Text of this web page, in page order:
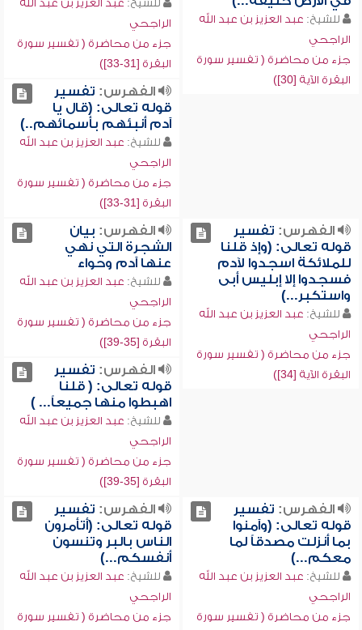
للشيخ: عبد العزيز بن عبد الله
الراجحي
جزء من محاضرة ( تفسير سورة
البقرة الآية [30])
للشيخ: عبد العزيز بن عبد الله
الراجحي
جزء من محاضرة ( تفسير سورة
البقرة [31-33])
الفهرس: تفسير
قوله تعالى: (قال يا
آدم أنبئهم بأسمائهم..)
للشيخ: عبد العزيز بن عبد الله
الراجحي
جزء من محاضرة ( تفسير سورة
البقرة [31-33])
الفهرس: تفسير
قوله تعالى: (وإذ قلنا
للملائكة اسجدوا لآدم
فسجدوا إلا إبليس أبى
واستكبر...)
للشيخ: عبد العزيز بن عبد الله
الراجحي
جزء من محاضرة ( تفسير سورة
البقرة الآية [34])
الفهرس: بيان
الشجرة التي نهي
عنها آدم وحواء
للشيخ: عبد العزيز بن عبد الله
الراجحي
جزء من محاضرة ( تفسير سورة
البقرة [35-39])
الفهرس: تفسير
قوله تعالى: ( قلنا
اهبطوا منها جميعاً... )
للشيخ: عبد العزيز بن عبد الله
الراجحي
جزء من محاضرة ( تفسير سورة
البقرة [35-39])
الفهرس: تفسير
قوله تعالى: (وآمنوا
بما أنزلت مصدقاً لما
معكم...)
للشيخ: عبد العزيز بن عبد الله
الراجحي
جزء من محاضرة ( تفسير سورة
الفهرس: تفسير
قوله تعالى: (أتأمرون
الناس بالبر وتنسون
أنفسكم...)
للشيخ: عبد العزيز بن عبد الله
الراجحي
جزء من محاضرة ( تفسير سورة